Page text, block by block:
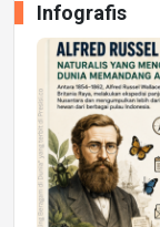
Infografis